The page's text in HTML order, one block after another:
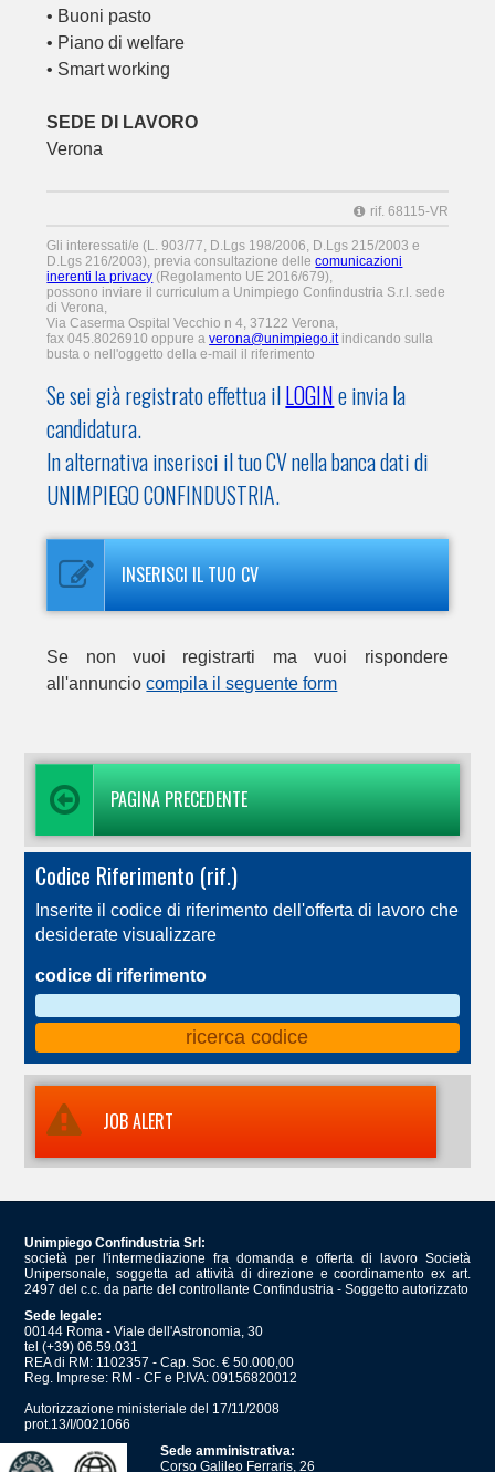
• Buoni pasto
• Piano di welfare
• Smart working
SEDE DI LAVORO
Verona
rif. 68115-VR
Gli interessati/e (L. 903/77, D.Lgs 198/2006, D.Lgs 215/2003 e
D.Lgs 216/2003), previa consultazione dellecomunicazioni
inerenti la privacy (Regolamento UE 2016/679),
possono inviare il curriculum a Unimpiego Confindustria S.r.l. sede
di Verona,
Via Caserma Ospital Vecchio n 4, 37122 Verona,
fax 045.8026910 oppure averona@unimpiego.itindicando sulla
busta o nell'oggetto della e-mail il riferimento
Se sei già registrato effettua ilLOGINe invia la
candidatura.
In alternativa inserisci il tuo CV nella banca dati di
UNIMPIEGO CONFINDUSTRIA.
INSERISCI IL TUO CV
Se non vuoi registrarti ma vuoi rispondere
all'annunciocompila il seguente form
PAGINA PRECEDENTE
Codice Riferimento (rif.)
Inserite il codice di riferimento dell'offerta di lavoro che
desiderate visualizzare
codice di riferimento
JOB ALERT
Unimpiego Confindustria Srl:
società per l'intermediazione fra domanda e offerta di lavoro Società
Unipersonale, soggetta ad attività di direzione e coordinamento ex art.
2497 del c.c. da parte del controllante Confindustria - Soggetto autorizzato
Sede legale:
00144 Roma - Viale dell'Astronomia, 30
tel (+39) 06.59.031
REA di RM: 1102357 - Cap. Soc. € 50.000,00
Reg. Imprese: RM - CF e P.IVA: 09156820012
Autorizzazione ministeriale del 17/11/2008
prot.13/I/0021066
Sede amministrativa:
Corso Galileo Ferraris, 26